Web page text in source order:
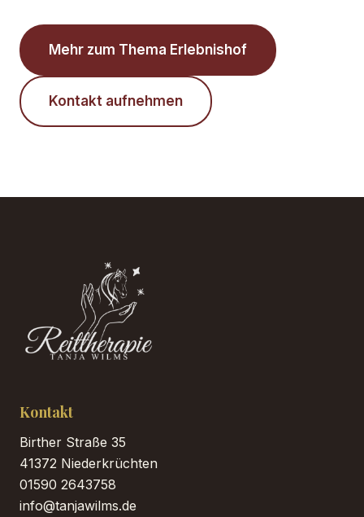
Mehr zum Thema Erlebnishof
Kontakt aufnehmen
Kontakt
Birther Straße 35
41372 Niederkrüchten
01590 2643758
info@tanjawilms.de